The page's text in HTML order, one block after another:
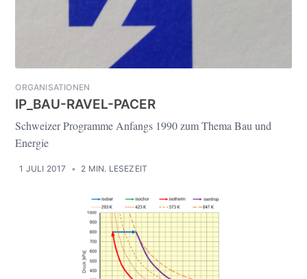
ORGANISATIONEN
IP_BAU-RAVEL-PACER
Schweizer Programme Anfangs 1990 zum Thema Bau und
Energie
1 JULI 2017 • 2 MIN. LESEZEIT